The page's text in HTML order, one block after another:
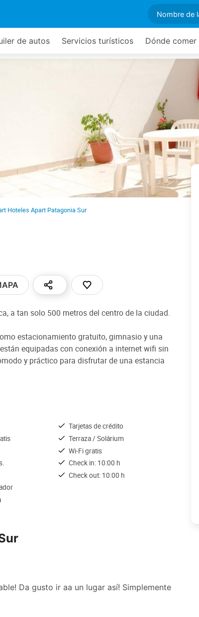
de autos Servicios turísticos Dónde comer
Hoteles Apart Patagonia Sur
a tan solo 500 metros del centro de la ciudad.
estacionamiento gratuito, gimnasio y una
equipadas con conexión a internet wifi sin
y práctico para disfrutar de una estancia
Tarjetas de crédito
Terraza / Solárium
Wi-Fi gratis
Check in: 10:00 h
Check out: 10:00 h
Da gusto ir aa un lugar así! Simplemente